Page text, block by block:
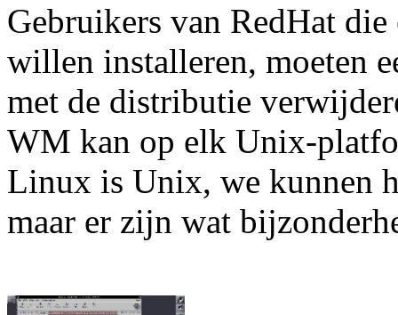
Gebruikers van RedHat
willen installeren, moeten
met de distributie
WM kan op elk Unix-
Linux is Unix, we kunnen
maar er zijn wat